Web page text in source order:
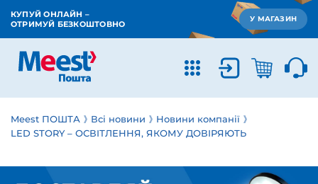
КУПУЙ ОНЛАЙН –
ОТРИМУЙ БЕЗКОШТОВНО
У МАГАЗИН
Meest ПОШТА Всі новини
Новини компанії
LED STORY – ОСВІТЛЕННЯ, ЯКОМУ ДОВІРЯЮТЬ